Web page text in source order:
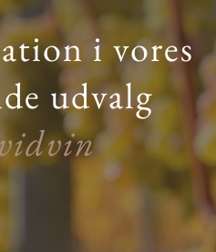
i vores
udvalg